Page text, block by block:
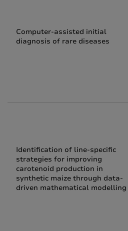
Computer-assisted initial
diagnosis of rare diseases
Identification of line-specific
strategies for improving
carotenoid production in
synthetic maize through data-
driven mathematical modelling